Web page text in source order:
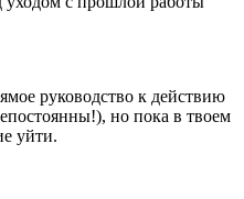
руководство к действию
но пока в твоем
уйти.